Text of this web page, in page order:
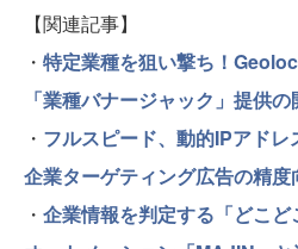
【関連記事】
・ 特定業種を狙い撃ち！
「業種バナージャック」提供の
・ フルスピード、動的IPアド
企業ターゲティング広告の精度
・ 企業情報を判定する「どこ